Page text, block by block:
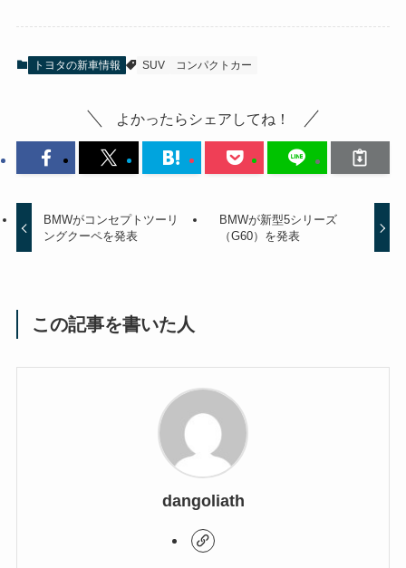
トヨタの新車情報 SUV コンパクトカー
よかったらシェアしてね！
BMWがコンセプトツーリ
ングクーペを発表
BMWが新型5シリーズ
（G60）を発表
この記事を書いた人
dangoliath